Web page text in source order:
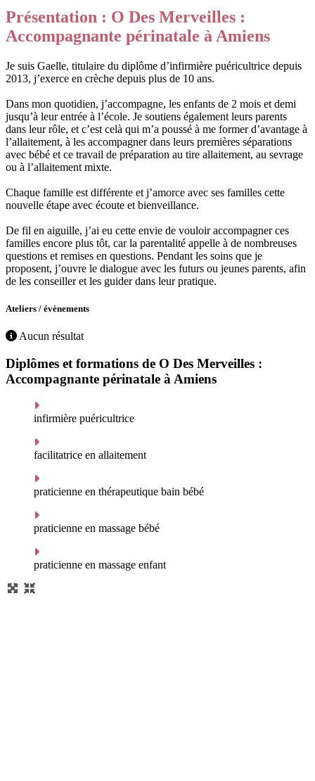
Présentation : O Des Merveilles :
Accompagnante périnatale à Amiens
Je suis Gaelle, titulaire du diplôme d’infirmière puéricultrice depuis
2013, j’exerce en crèche depuis plus de 10 ans.
Dans mon quotidien, j’accompagne, les enfants de 2 mois et demi
jusqu’à leur entrée à l’école. Je soutiens également leurs parents
dans leur rôle, et c’est celà qui m’a poussé à me former d’avantage à
l’allaitement, à les accompagner dans leurs premières séparations
avec bébé et ce travail de préparation au tire allaitement, au sevrage
ou à l’allaitement mixte.
Chaque famille est différente et j’amorce avec ses familles cette
nouvelle étape avec écoute et bienveillance.
De fil en aiguille, j’ai eu cette envie de vouloir accompagner ces
familles encore plus tôt, car la parentalité appelle à de nombreuses
questions et remises en questions. Pendant les soins que je
proposent, j’ouvre le dialogue avec les futurs ou jeunes parents, afin
de les conseiller et les guider dans leur pratique.
Ateliers / évènements
Aucun résultat
Diplômes et formations de O Des Merveilles :
Accompagnante périnatale à Amiens
infirmière puéricultrice
facilitatrice en allaitement
praticienne en thérapeutique bain bébé
praticienne en massage bébé
praticienne en massage enfant